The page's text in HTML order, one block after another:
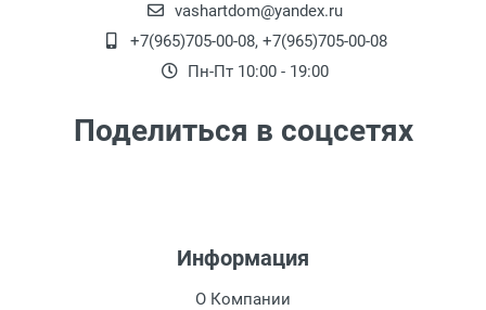
vashartdom@yandex.ru
+7(965)705-00-08, +7(965)705-00-08
Пн-Пт 10:00 - 19:00
Поделиться в соцсетях
Информация
О Компании